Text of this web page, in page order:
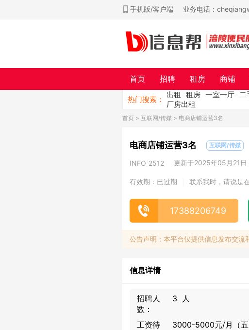
手机版/客户端 业务电话：
首页 招聘 租房 商铺
热门搜索：
出租 租房 一室一厅 二
厂房出租
首页 > 互联网/传媒 > 电商店铺运营3名
电商店铺运营3名 互联网/传媒
INFO_2512 更新于2025年05月21
有效期：已过期 联系我时，请说是
17388206749
公告声明：本平台仅提供信息发布交
信息详情
招聘人
数：
3 人
工资待
3000-5000元/月（